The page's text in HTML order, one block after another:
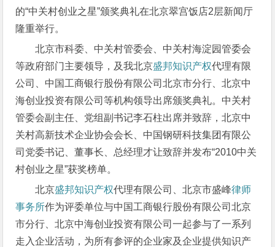
的“中关村创业之星”颁奖典礼在北京翠宫饭店2层新闻厅
隆重举行。
北京市科委、中关村管委会、中关村海淀园管委会
等政府部门主要领导，及我北京盛邦知识产权代理有限
公司、中国工商银行股份有限公司北京市分行、北京中
海创业投资有限公司等机构领导出席颁奖典礼。中关村
管委会副主任、党组副书记李石柱出席并致辞，北京中
关村高新技术企业协会会长、中国钢研科技集团有限公
司党委书记、董事长、总经理才让致辞并发布“2010中关
村创业之星”获奖榜单。
北京盛邦知识产权代理有限公司、北京市盛峰律师
事务所作为评委单位与中国工商银行股份有限公司北京
市分行、北京中海创业投资有限公司一起参与了一系列
走入企业活动，为所有参评的企业家及企业提供知识产